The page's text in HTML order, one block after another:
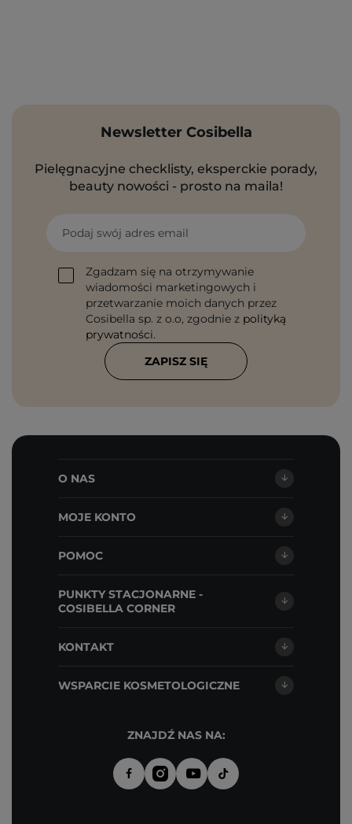
Newsletter Cosibella
Pielęgnacyjne checklisty, eksperckie porady,
beauty nowości - prosto na maila!
Podaj swój adres email
Zgadzam się na otrzymywanie
wiadomości marketingowych i
przetwarzanie moich danych przez
Cosibella sp. z o.o, zgodnie z polityką
prywatności.
ZAPISZ SIĘ
O NAS
MOJE KONTO
POMOC
PUNKTY STACJONARNE -
COSIBELLA CORNER
KONTAKT
WSPARCIE KOSMETOLOGICZNE
ZNAJDŹ NAS NA: